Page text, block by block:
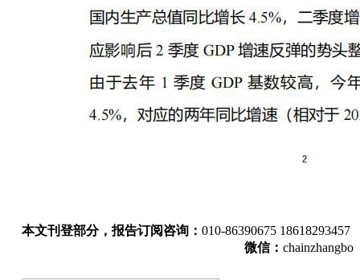
本文刊登部分，报告订阅咨询： 010-86390675 18618293457
微信： chainzhangbo